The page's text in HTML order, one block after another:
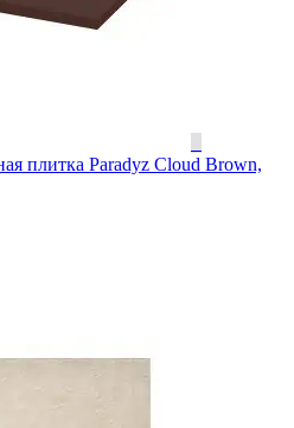
плитка Paradyz Cloud Brown,